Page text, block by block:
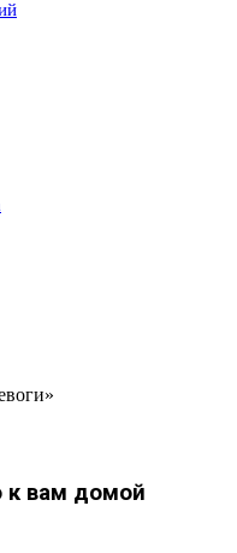
к вам домой